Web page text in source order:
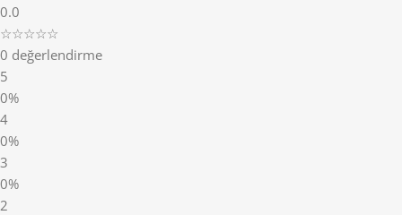
0.0
☆☆☆☆☆
0 değerlendirme
5
0%
4
0%
3
0%
2